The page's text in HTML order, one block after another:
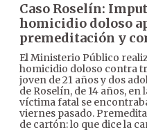
Caso Roselín:
homicidio doloso
premeditación y
El Ministerio Público
homicidio doloso contra
joven de 21 años y dos
de Roselín, de 14 años, en
víctima fatal se
viernes pasado.
de cartón: lo que dice la